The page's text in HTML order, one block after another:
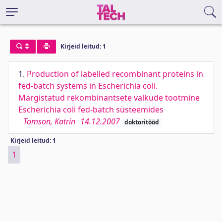
Kirjeid leitud: 1
1. Production of labelled recombinant proteins in
fed-batch systems in Escherichia coli.
Märgistatud rekombinantsete valkude tootmine
Escherichia coli fed-batch süsteemides
Tomson, Katrin 14.12.2007 doktoritööd
Kirjeid leitud: 1
1